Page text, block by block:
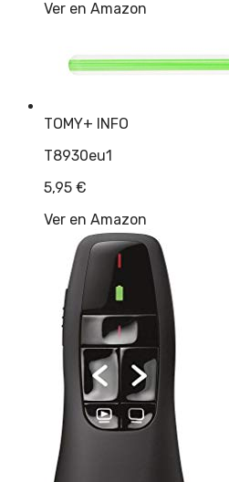
Ver en Amazon
TOMY+ INFO
T8930eu1
5,95 €
Ver en Amazon